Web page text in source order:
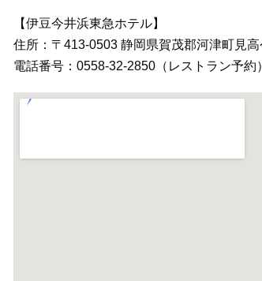
【伊豆今井浜東急ホテル】
住所：〒413-0503 静岡県賀茂郡河津町見高
電話番号：0558‐32‐2850（レストラン予約）